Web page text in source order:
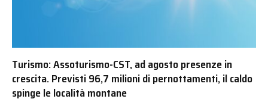
Turismo: Assoturismo-CST, ad agosto presenze in
crescita. Previsti 96,7 milioni di pernottamenti, il caldo
spinge le località montane